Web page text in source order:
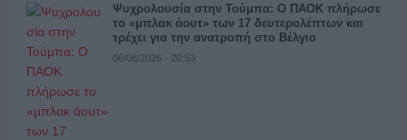
Ψυχρολουσία στην Τούμπα: Ο ΠΑΟΚ πλήρωσε
το «μπλακ άουτ» των 17 δευτερολέπτων και
τρέχει για την ανατροπή στο Βέλγιο
06/08/2026 - 20:53